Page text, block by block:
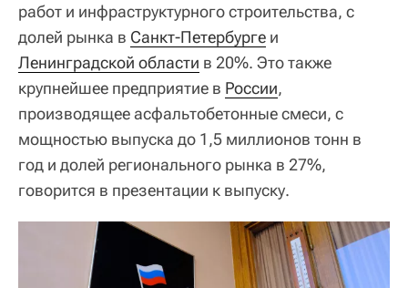
работ и инфраструктурного строительства, с
долей рынка в Санкт-Петербурге и
Ленинградской области в 20%. Это также
крупнейшее предприятие в России,
производящее асфальтобетонные смеси, с
мощностью выпуска до 1,5 миллионов тонн в
год и долей регионального рынка в 27%,
говорится в презентации к выпуску.